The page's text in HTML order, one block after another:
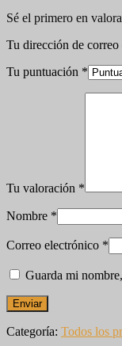
Sé el primero en
Tu dirección de
Tu puntuación *
Tu valoración *
Nombre *
Correo electrónico *
Guarda mi
Categoría: Todos los